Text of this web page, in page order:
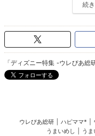
続
「ディズニー特集 -ウレぴあ総
ウレぴあ総研 ハピママ*
うまいめし
う